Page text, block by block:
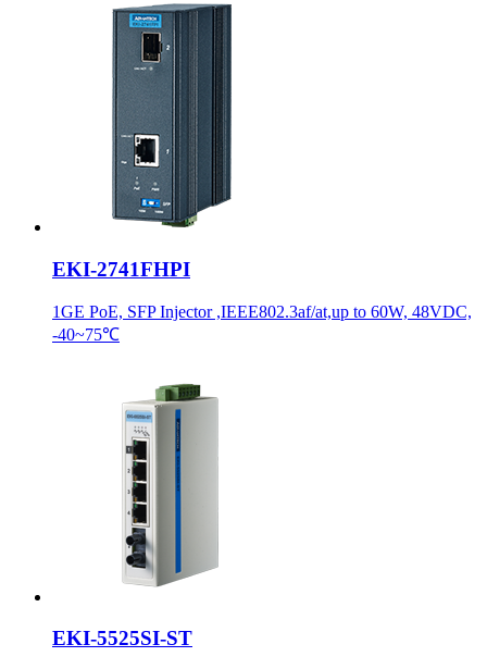
EKI-2741FHPI
1GE PoE, SFP Injector ,IEEE802.3af/at,up to 60W, 48VDC,
-40~75℃
EKI-5525SI-ST